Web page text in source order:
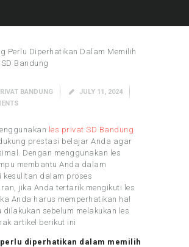
BANDUNG
JULY 11, 2024
les privat SD Bandung
prestasi belajar Anda agar
Dengan menggunakan les
membantu Anda dalam
kesulitan dalam proses
jika Anda tertarik mengikuti les
Anda harus memperhatikan hal
dilakukan sebelum melakukan les
artikel berikut ini
diperhatikan dalam memilih